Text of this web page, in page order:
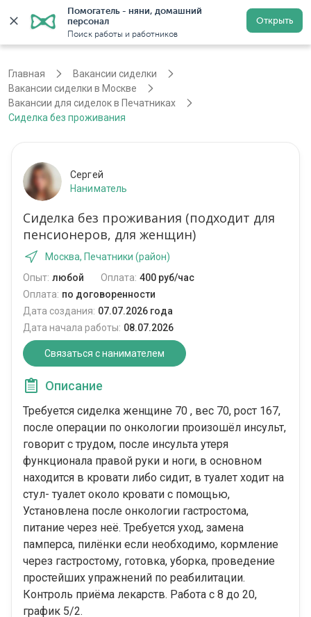
Помогатель - няни, домашний
персонал
Поиск работы и работников
Открыть
Регистрация
Главная
Вакансии сиделки
Вакансии сиделки в Москве
Вакансии для сиделок в Печатниках
Сиделка без проживания
Сергей
Наниматель
Сиделка без проживания (подходит для
пенсионеров, для женщин)
Москва, Печатники (район)
Опыт: любой Оплата: 400 руб/час
Оплата: по договоренности
Дата создания: 07.07.2026 года
Дата начала работы: 08.07.2026
Связаться с нанимателем
Описание
Требуется сиделка женщине 70 , вес 70, рост 167,
после операции по онкологии произошëл инсульт,
говорит с трудом, после инсульта утеря
функционала правой руки и ноги, в основном
находится в кровати либо сидит, в туалет ходит на
стул- туалет около кровати с помощью,
Установлена после онкологии гастростома,
питание через неë. Требуется уход, замена
памперса, пилëнки если необходимо, кормление
через гастростому, готовка, уборка, проведение
простейших упражнений по реабилитации.
Контроль приëма лекарств. Работа с 8 до 20,
график 5/2.